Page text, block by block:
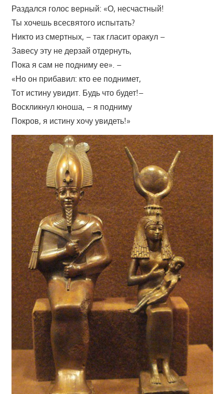
Раздался голос верный: «О, несчастный!
Ты хочешь всесвятого испытать?
Никто из смертных, – так гласит оракул –
Завесу эту не дерзай отдернуть,
Пока я сам не подниму ее». –
«Но он прибавил: кто ее поднимет,
Тот истину увидит. Будь что будет!–
Воскликнул юноша, – я подниму
Покров, я истину хочу увидеть!»